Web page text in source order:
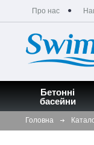
Про нас
Бетонні
басейни
Головна